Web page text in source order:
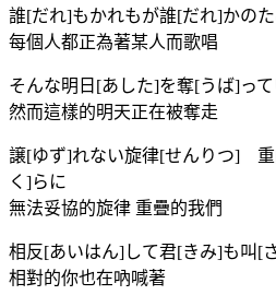
誰[だれ]もかれもが誰[だれ]かの
每個人都正為著某人而歌唱
そんな明日[あした]を奪[うば]っ
然而這樣的明天正在被奪走
譲[ゆず]れない旋律[せんりつ]
く]らに
無法妥協的旋律 重疊的我們
相反[あいはん]して君[きみ]も叫[
相對的你也在吶喊著